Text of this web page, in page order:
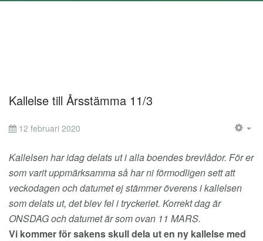
Kallelse till Årsstämma 11/3
12 februari 2020
Kallelsen har idag delats ut i alla boendes brevlådor. För er
som varit uppmärksamma så har ni förmodligen sett att
veckodagen och datumet ej stämmer överens i kallelsen
som delats ut, det blev fel i tryckeriet. Korrekt dag är
ONSDAG och datumet är som ovan 11 MARS.
Vi kommer för sakens skull dela ut en ny kallelse med